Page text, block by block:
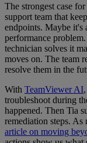
The strongest case
support team that
endpoints. Maybe it's
performance
technician solves it
moves on. The team
resolve them in the
With TeamViewer AI
troubleshoot during
happened. Then Tia
remediation steps.
article on moving